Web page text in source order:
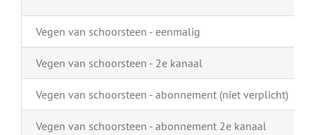
Vegen van schoorsteen - eenmalig
Vegen van schoorsteen - 2e kanaal
Vegen van schoorsteen - abonnement (niet verplicht)
Vegen van schoorsteen - abonnement 2e kanaal